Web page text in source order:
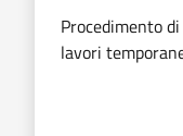
Procedimento
lavori